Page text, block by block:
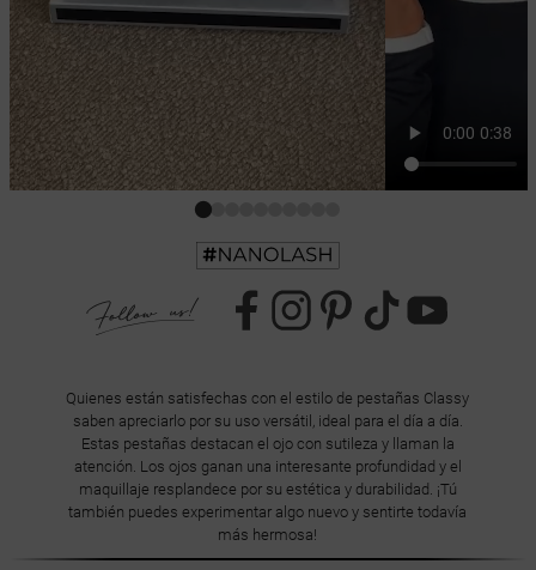
Quienes están satisfechas con el estilo de pestañas Classy
saben apreciarlo por su uso versátil, ideal para el día a día.
Estas pestañas destacan el ojo con sutileza y llaman la
atención. Los ojos ganan una interesante profundidad y el
maquillaje resplandece por su estética y durabilidad. ¡Tú
también puedes experimentar algo nuevo y sentirte todavía
más hermosa!